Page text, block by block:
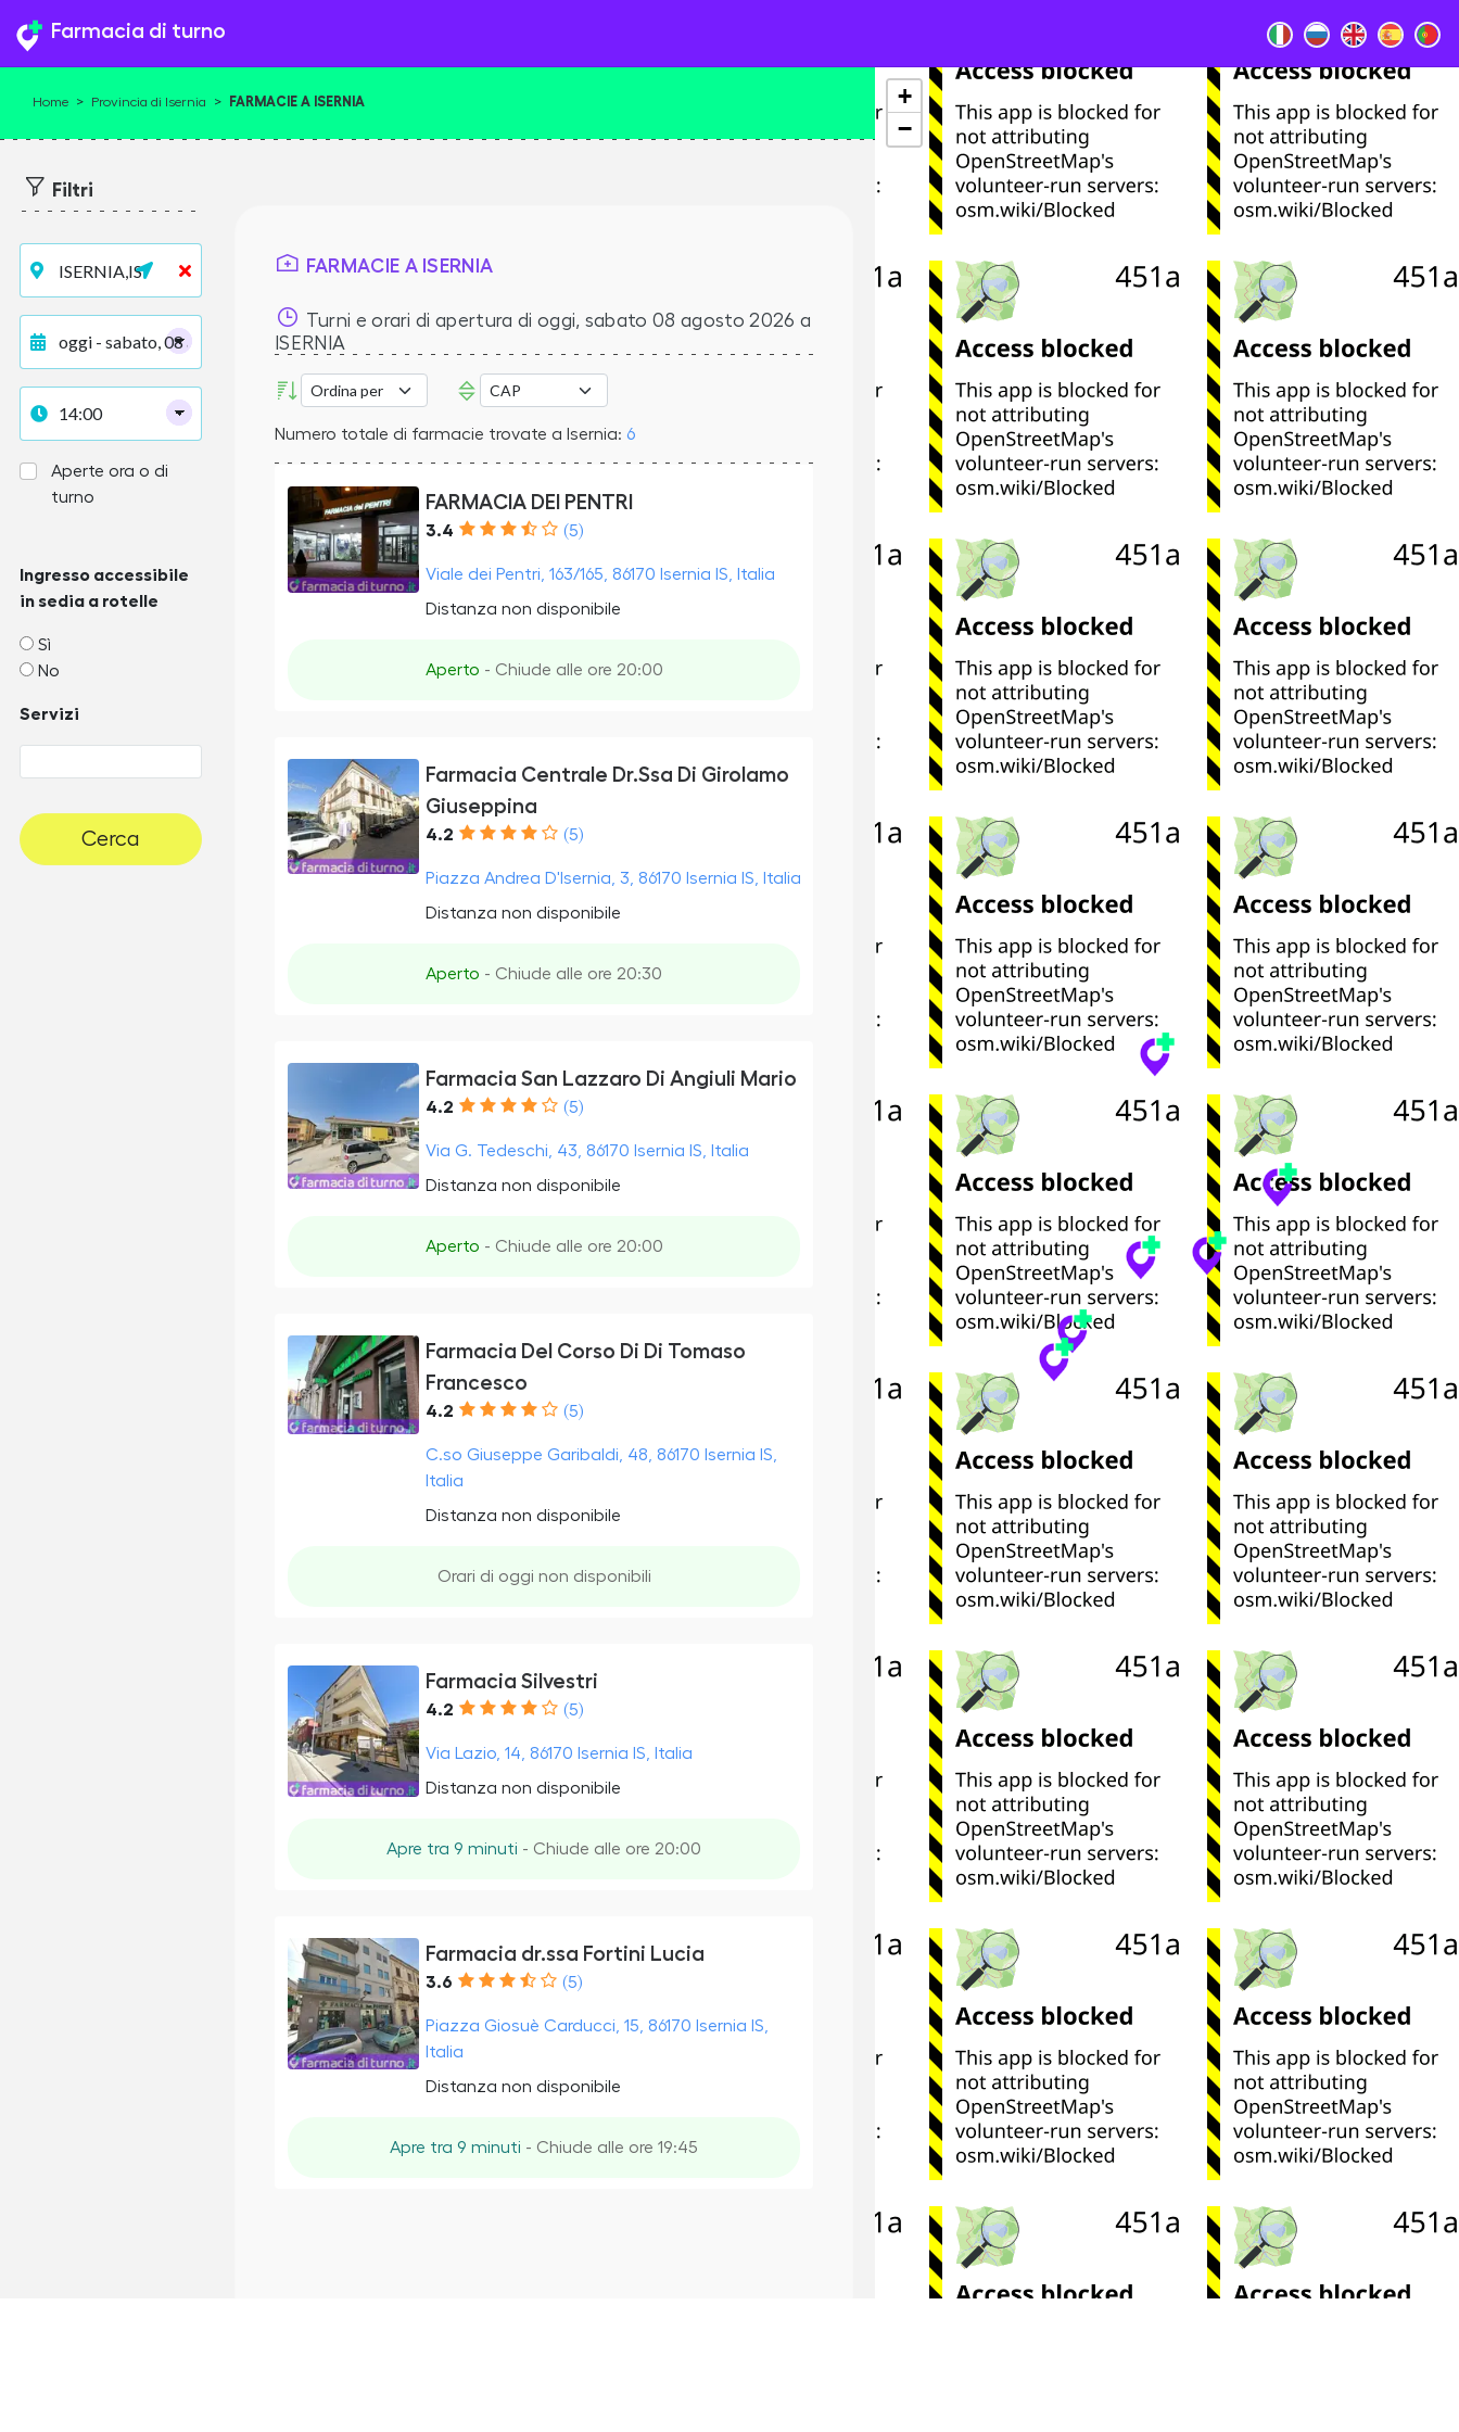
Farmacia di turno
Home > Provincia di Isernia > FARMACIE A ISERNIA
+
−
FARMACIE A ISERNIA
Turni e orari di apertura di oggi, sabato 08 agosto 2026 a
ISERNIA
Numero totale di farmacie trovate a Isernia: 6
FARMACIA DEI PENTRI
3.4 (5)
Viale dei Pentri, 163/165, 86170 Isernia IS, Italia
Distanza non disponibile
Aperto - Chiude alle ore 20:00
Farmacia Centrale Dr.Ssa Di Girolamo
Giuseppina
4.2 (5)
Piazza Andrea D'Isernia, 3, 86170 Isernia IS, Italia
Distanza non disponibile
Aperto - Chiude alle ore 20:30
Farmacia San Lazzaro Di Angiuli Mario
4.2 (5)
Via G. Tedeschi, 43, 86170 Isernia IS, Italia
Distanza non disponibile
Aperto - Chiude alle ore 20:00
Farmacia Del Corso Di Di Tomaso
Francesco
4.2 (5)
C.so Giuseppe Garibaldi, 48, 86170 Isernia IS,
Italia
Distanza non disponibile
Orari di oggi non disponibili
Farmacia Silvestri
4.2 (5)
Via Lazio, 14, 86170 Isernia IS, Italia
Distanza non disponibile
Apre tra 9 minuti - Chiude alle ore 20:00
Farmacia dr.ssa Fortini Lucia
3.6 (5)
Piazza Giosuè Carducci, 15, 86170 Isernia IS,
Italia
Distanza non disponibile
Apre tra 9 minuti - Chiude alle ore 19:45
Filtri
Aperte ora o di
turno
Ingresso accessibile
in sedia a rotelle
Sì
No
Servizi
Cerca